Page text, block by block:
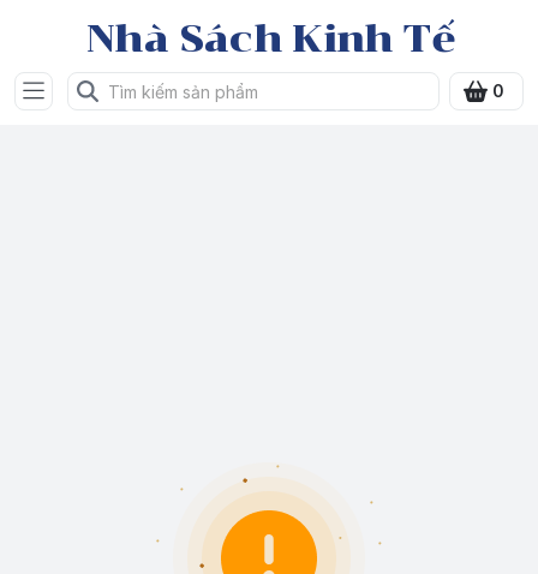
Nhà Sách Kinh Tế
0